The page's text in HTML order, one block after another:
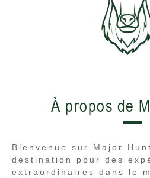
À propos de
Bienvenue sur Major
destination pour des
extraordinaires dans le